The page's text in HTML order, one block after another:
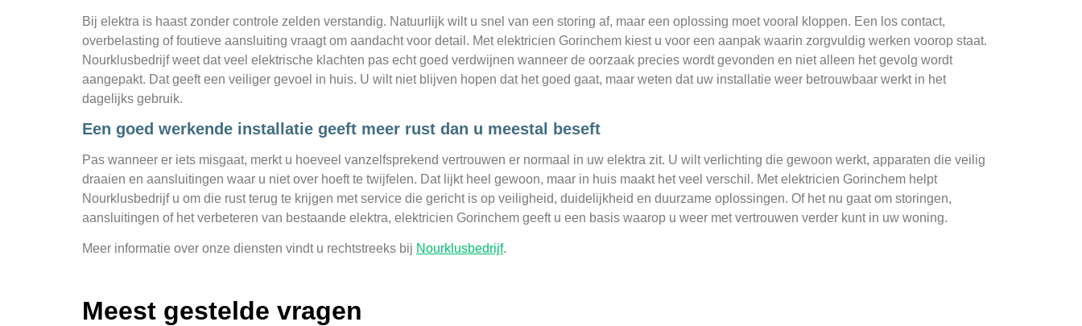
Bij elektra is haast zonder controle zelden verstandig. Natuurlijk wilt u snel van een storing af, maar een oplossing moet vooral kloppen. Een los contact,
overbelasting of foutieve aansluiting vraagt om aandacht voor detail. Met elektricien Gorinchem kiest u voor een aanpak waarin zorgvuldig werken voorop staat.
Nourklusbedrijf weet dat veel elektrische klachten pas echt goed verdwijnen wanneer de oorzaak precies wordt gevonden en niet alleen het gevolg wordt
aangepakt. Dat geeft een veiliger gevoel in huis. U wilt niet blijven hopen dat het goed gaat, maar weten dat uw installatie weer betrouwbaar werkt in het
dagelijks gebruik.
Een goed werkende installatie geeft meer rust dan u meestal beseft
Pas wanneer er iets misgaat, merkt u hoeveel vanzelfsprekend vertrouwen er normaal in uw elektra zit. U wilt verlichting die gewoon werkt, apparaten die veilig
draaien en aansluitingen waar u niet over hoeft te twijfelen. Dat lijkt heel gewoon, maar in huis maakt het veel verschil. Met elektricien Gorinchem helpt
Nourklusbedrijf u om die rust terug te krijgen met service die gericht is op veiligheid, duidelijkheid en duurzame oplossingen. Of het nu gaat om storingen,
aansluitingen of het verbeteren van bestaande elektra, elektricien Gorinchem geeft u een basis waarop u weer met vertrouwen verder kunt in uw woning.
Meer informatie over onze diensten vindt u rechtstreeks bij Nourklusbedrijf.
Meest gestelde vragen